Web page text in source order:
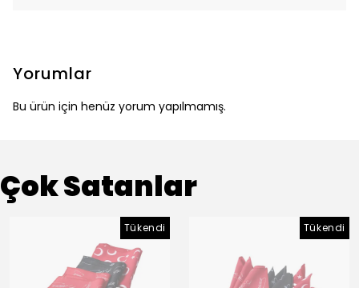
Yorumlar
Bu ürün için henüz yorum yapılmamış.
Çok Satanlar
Tükendi Tükendi